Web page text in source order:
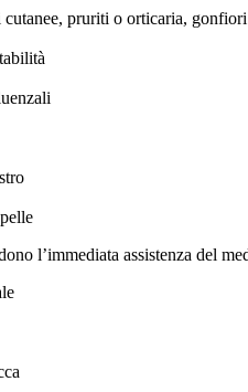
pruriti o orticaria,
l’immediata assistenza del